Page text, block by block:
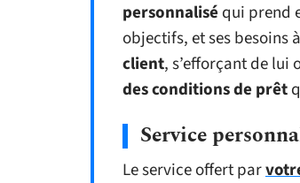
personnalisé qui prend
objectifs, et ses besoins
client, s’efforçant de lui
des conditions de prêt
Service
Le service offert par